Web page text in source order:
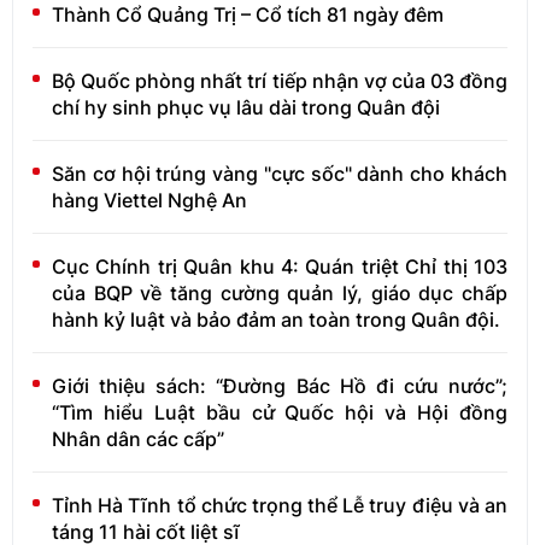
Thành Cổ Quảng Trị – Cổ tích 81 ngày đêm
Bộ Quốc phòng nhất trí tiếp nhận vợ của 03 đồng
chí hy sinh phục vụ lâu dài trong Quân đội
Săn cơ hội trúng vàng "cực sốc" dành cho khách
hàng Viettel Nghệ An
Cục Chính trị Quân khu 4: Quán triệt Chỉ thị 103
của BQP về tăng cường quản lý, giáo dục chấp
hành kỷ luật và bảo đảm an toàn trong Quân đội.
Giới thiệu sách: “Đường Bác Hồ đi cứu nước”;
“Tìm hiểu Luật bầu cử Quốc hội và Hội đồng
Nhân dân các cấp”
Tỉnh Hà Tĩnh tổ chức trọng thể Lễ truy điệu và an
táng 11 hài cốt liệt sĩ